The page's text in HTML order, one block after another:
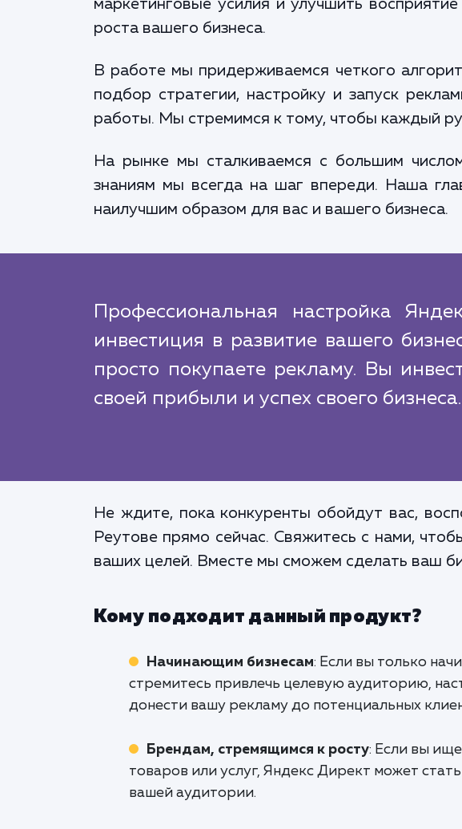
маркетинговые усилия и улучшить
роста вашего бизнеса.
В работе мы придерживаемся четкого
подбор стратегии, настройку и запуск
работы. Мы стремимся к тому, чтобы каждый
На рынке мы сталкиваемся с большим
знаниям мы всегда на шаг впереди. Наша
наилучшим образом для вас и вашего бизнеса.
Профессиональная настройка
инвестиция в развитие вашего
просто покупаете рекламу. Вы
своей прибыли и успех своего бизнеса.
Не ждите, пока конкуренты обойдут вас,
Реутове прямо сейчас. Свяжитесь с нами,
ваших целей. Вместе мы сможем сделать ваш
Кому подходит данный продукт?
Начинающим бизнесам: Если вы только
стремитесь привлечь целевую аудиторию,
донести вашу рекламу до потенциальных
Брендам, стремящимся к росту: Если вы
товаров или услуг, Яндекс Директ может
вашей аудитории.